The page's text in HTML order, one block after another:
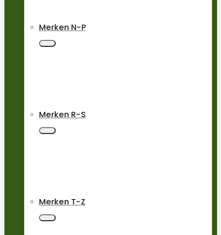
Merken N-P
Merken R-S
Merken T-Z